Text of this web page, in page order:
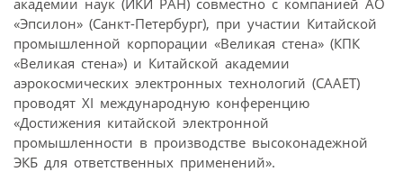
«Эпсилон» (Санкт-Петербург), при участии Китайской
промышленной корпорации «Великая стена» (КПК
«Великая стена») и Китайской академии
аэрокосмических электронных технологий (CAAET)
проводят XI международную конференцию
«Достижения китайской электронной
промышленности в производстве высоконадежной
ЭКБ для ответственных применений».